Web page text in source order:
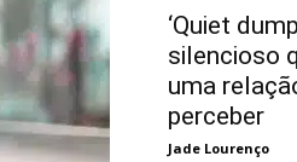
‘Quiet
silencioso
uma
perceber
Jade Lourenço